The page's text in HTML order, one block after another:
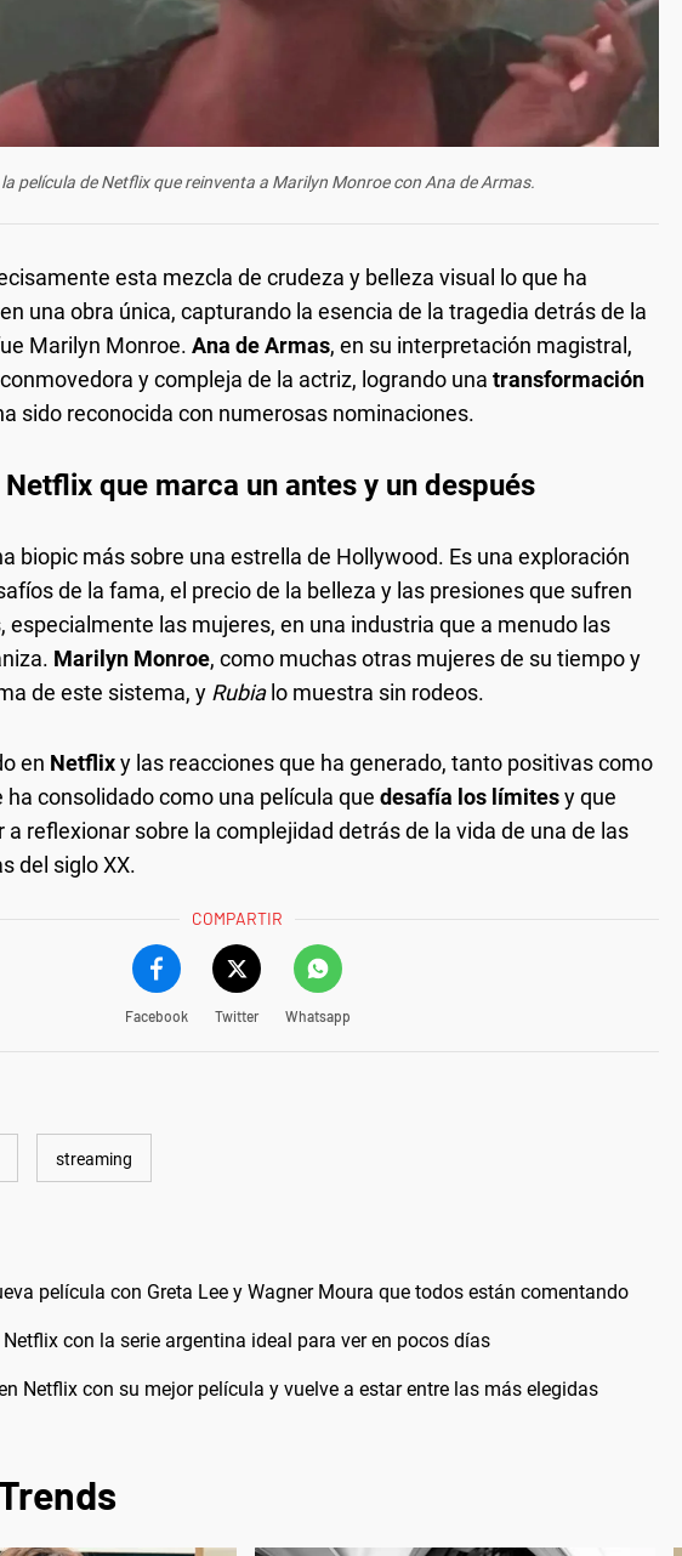
la película de Netflix que reinventa a Marilyn Monroe con Ana de Armas.
esta mezcla de crudeza y belleza visual lo que ha
una obra única, capturando la esencia de la tragedia detrás de la
Marilyn Monroe. Ana de Armas, en su interpretación magistral,
y compleja de la actriz, logrando una transformación
sido reconocida con numerosas nominaciones.
que marca un antes y un después
biopic más sobre una estrella de Hollywood. Es una exploración
de la fama, el precio de la belleza y las presiones que sufren
especialmente las mujeres, en una industria que a menudo las
Marilyn Monroe, como muchas otras mujeres de su tiempo y
de este sistema, y Rubialo muestra sin rodeos.
en Netflixy las reacciones que ha generado, tanto positivas como
ha consolidado como una película que desafía los límitesy que
a reflexionar sobre la complejidad detrás de la vida de una de las
del siglo XX.
COMPARTIR
Facebook Twitter Whatsapp
streaming
película con Greta Lee y Wagner Moura que todos están comentando
con la serie argentina ideal para ver en pocos días
Netflix con su mejor película y vuelve a estar entre las más elegidas